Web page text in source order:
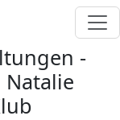
-
Natalie